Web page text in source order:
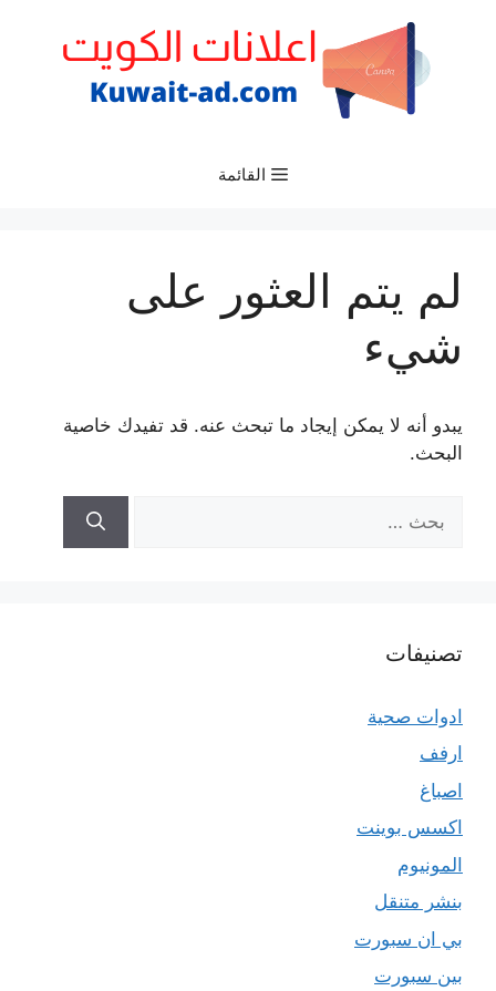
القائمة
لم يتم العثور على
شيء
يبدو أنه لا يمكن إيجاد ما تبحث عنه. قد تفيدك خاصية
البحث.
عن:
تصنيفات
ادوات صحية
ارفف
اصباغ
اكسس بوينت
المونيوم
بنشر متنقل
بي ان سبورت
بين سبورت